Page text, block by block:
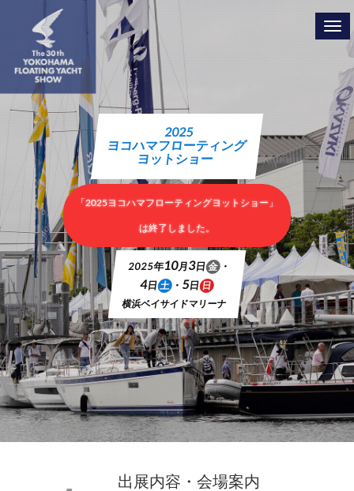
2025
ヨコハマフローティング
ヨットショー
「2025ヨコハマフローティングヨットショー」
は終了しました。
2025年10月3日金・
4日 土 ・5日 日
横浜ベイサイドマリーナ
2025
ヨコハマフローティング
ヨットショー
「2025ヨコハマフローティングヨットショー」
は終了しました。
2025年10月3日金・
4日 土 ・5日 日
横浜ベイサイドマリーナ
2025
ヨコハマフローティング
ヨットショー
「2025ヨコハマフローティングヨットショー」
は終了しました。
2025年10月3日金・
4日 土 ・5日 日
横浜ベイサイドマリーナ
出展内容・会場案内